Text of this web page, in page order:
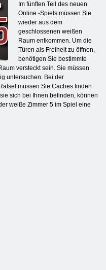
Im fünften Teil des neuen
Online -Spiels müssen Sie
wieder aus dem
geschlossenen weißen
Raum entkommen. Um die
Türen als Freiheit zu öffnen,
benötigen Sie bestimmte
versteckt sein. Sie müssen
untersuchen. Bei der
müssen Sie Caches finden
sich bei Ihnen befinden, können
weiße Zimmer 5 im Spiel eine